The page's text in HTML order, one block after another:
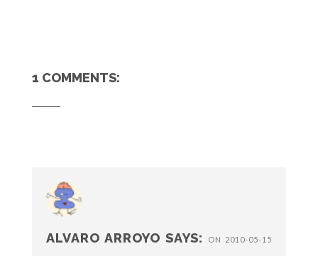
1 COMMENTS:
ALVARO ARROYO SAYS: ON 2010-05-15